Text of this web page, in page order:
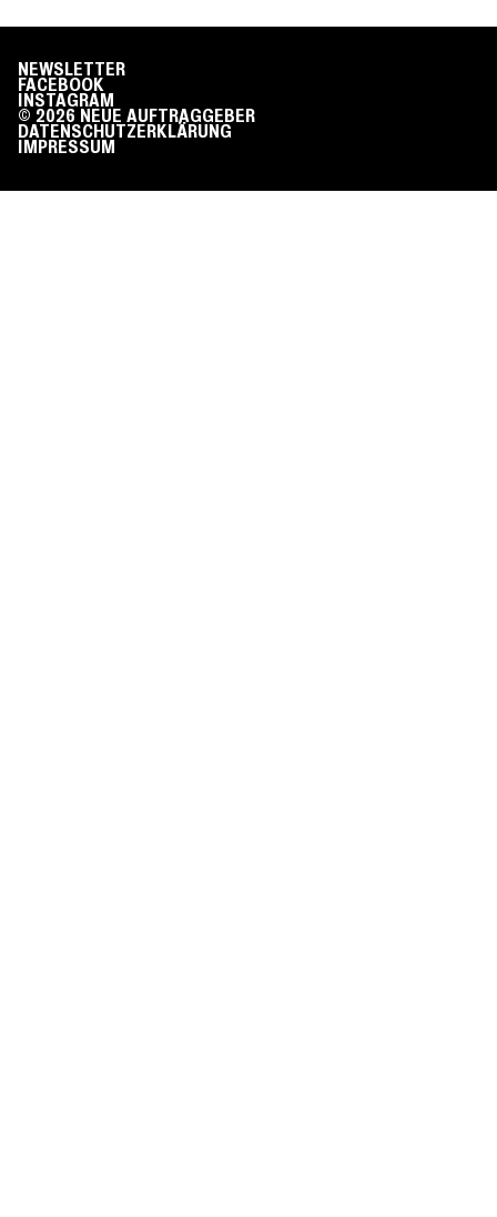
NEWSLETTER
FACEBOOK
INSTAGRAM
© 2026 NEUE AUFTRAGGEBER
DATENSCHUTZERKLÄRUNG
IMPRESSUM